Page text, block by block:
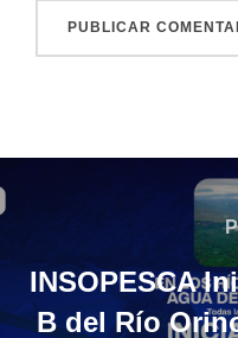
Navegación
entradas
INSOPESCA
B del Río